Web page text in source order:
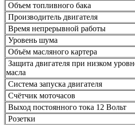
Объем топливного бака
Производитель двигателя
Время непрерывной работы
Уровень шума
Объём масляного картера
Защита двигателя при низком
масла
Система запуска двигателя
Счётчик моточасов
Выход постоянного тока 12 Вольт
Розетки